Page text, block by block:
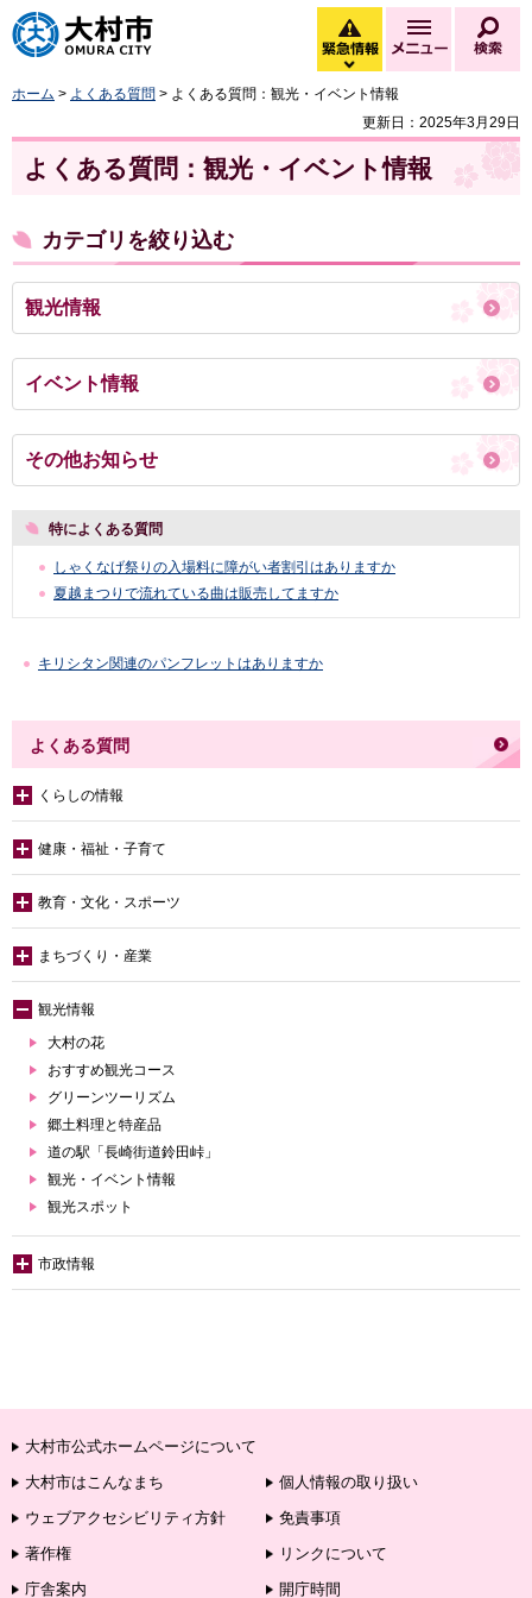
大村市
緊急情報
緊急情報を開く
メニュー
ホーム > よくある質問 > よくある質問：観光・イベント情報
更新日：2025年3月29日
よくある質問：観光・イベント情報
カテゴリを絞り込む
観光情報
イベント情報
その他お知らせ
特によくある質問
しゃくなげ祭りの入場料に障がい者割引はありますか
夏越まつりで流れている曲は販売してますか
キリシタン関連のパンフレットはありますか
よくある質問
くらしの情報
健康・福祉・子育て
教育・文化・スポーツ
まちづくり・産業
観光情報
大村の花
おすすめ観光コース
グリーンツーリズム
郷土料理と特産品
道の駅「長崎街道鈴田峠」
観光・イベント情報
観光スポット
市政情報
大村市公式ホームページについて
大村市はこんなまち
個人情報の取り扱い
ウェブアクセシビリティ方針
免責事項
著作権
リンクについて
庁舎案内
開庁時間